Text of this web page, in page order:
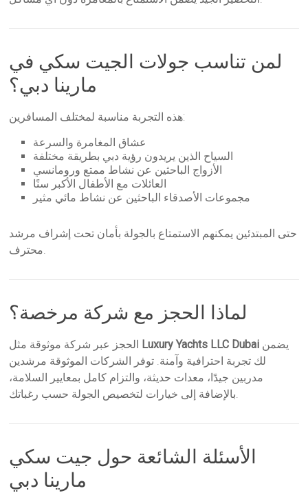
لمن تناسب جولات الجيت سكي في
مارينا دبي؟
هذه التجربة مناسبة لمختلف المسافرين:
عشاق المغامرة والسرعة
السياح الذين يريدون رؤية دبي بطريقة مختلفة
الأزواج الباحثين عن نشاط ممتع ورومانسي
العائلات مع الأطفال الأكبر سنًا
مجموعات الأصدقاء الباحثين عن نشاط مائي مثير
حتى المبتدئين يمكنهم الاستمتاع بالجولة بأمان تحت إشراف مرشد
محترف.
لماذا الحجز مع شركة مرخصة؟
Luxury Yachts LLC Dubai
لك تجربة احترافية وآمنة. توفر الشركات الموثوقة مرشدين
مدربين جيدًا، معدات حديثة، والتزام كامل بمعايير السلامة،
بالإضافة إلى خيارات لتخصيص الجولة حسب رغباتك.
الأسئلة الشائعة حول جيت سكي
مارينا دبي